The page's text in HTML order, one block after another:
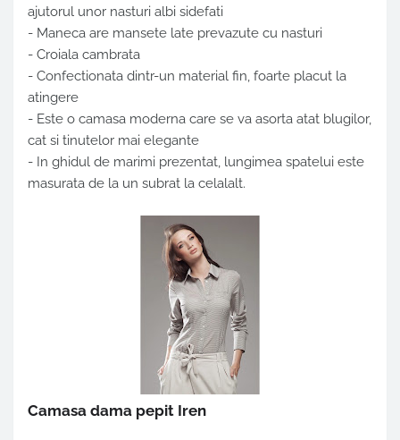
ajutorul unor nasturi albi sidefati
- Maneca are mansete late prevazute cu nasturi
- Croiala cambrata
- Confectionata dintr-un material fin, foarte placut la
atingere
- Este o camasa moderna care se va asorta atat blugilor,
cat si tinutelor mai elegante
- In ghidul de marimi prezentat, lungimea spatelui este
masurata de la un subrat la celalalt.
Camasa dama pepit Iren